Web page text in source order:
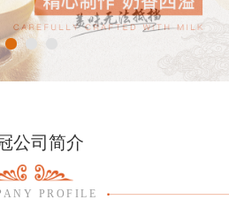
公司简介
PROFILE